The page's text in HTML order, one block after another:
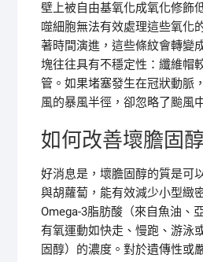
壁上被自由基氧化成氧化修飾
噬細胞無法有效處理這些氧化
著時間演進，這些條紋會轉變
塊往往具有不穩定性：纖維帽
管。如果堵塞發生在冠狀動脈
風的暴風半徑，卻忽略了颱風
如何改善壞膽固
好消息是，壞膽固醇的質是可
與胡蘿蔔，能有效減少小型緻
Omega-3脂肪酸（來自魚油、
有氧運動如快走、慢跑、游泳
固醇）的濃度。對於遺傳性或